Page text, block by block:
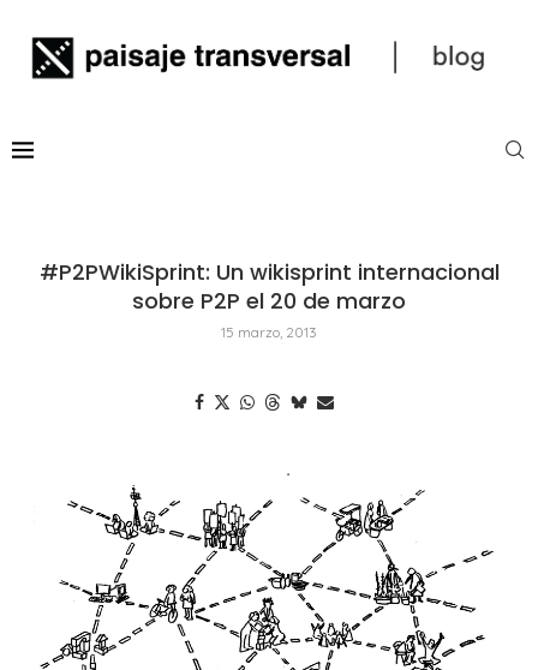
#P2PWikiSprint: Un wikisprint internacional
sobre P2P el 20 de marzo
15 marzo, 2013